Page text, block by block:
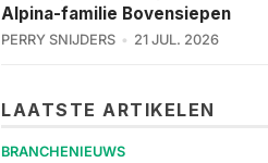
Alpina-familie Bovensiepen
PERRY SNIJDERS 21 JUL. 2026
LAATSTE ARTIKELEN
BRANCHENIEUWS